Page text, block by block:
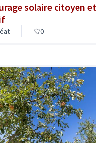
solaire citoyen et
0